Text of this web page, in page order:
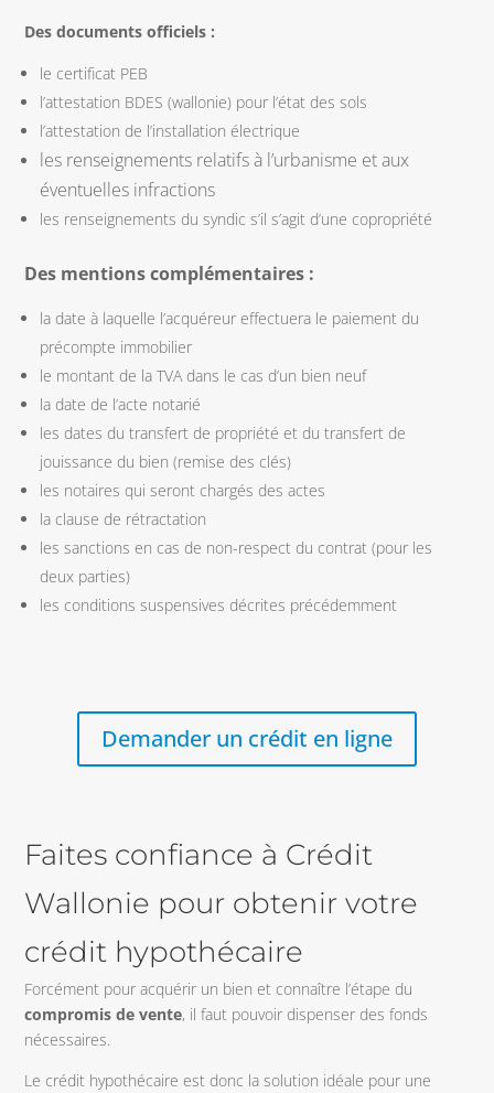
Des documents officiels :
le certificat PEB
l’attestation BDES (wallonie) pour l’état des sols
l’attestation de l’installation électrique
les renseignements relatifs à l’urbanisme et aux
éventuelles infractions
les renseignements du syndic s’il s’agit d’une copropriété
Des mentions complémentaires :
la date à laquelle l’acquéreur effectuera le paiement du
précompte immobilier
le montant de la TVA dans le cas d’un bien neuf
la date de l’acte notarié
les dates du transfert de propriété et du transfert de
jouissance du bien (remise des clés)
les notaires qui seront chargés des actes
la clause de rétractation
les sanctions en cas de non-respect du contrat (pour les
deux parties)
les conditions suspensives décrites précédemment
Demander un crédit en ligne
Faites confiance à Crédit
Wallonie pour obtenir votre
crédit hypothécaire
Forcément pour acquérir un bien et connaître l’étape du
compromis de vente, il faut pouvoir dispenser des fonds
nécessaires.
Le crédit hypothécaire est donc la solution idéale pour une